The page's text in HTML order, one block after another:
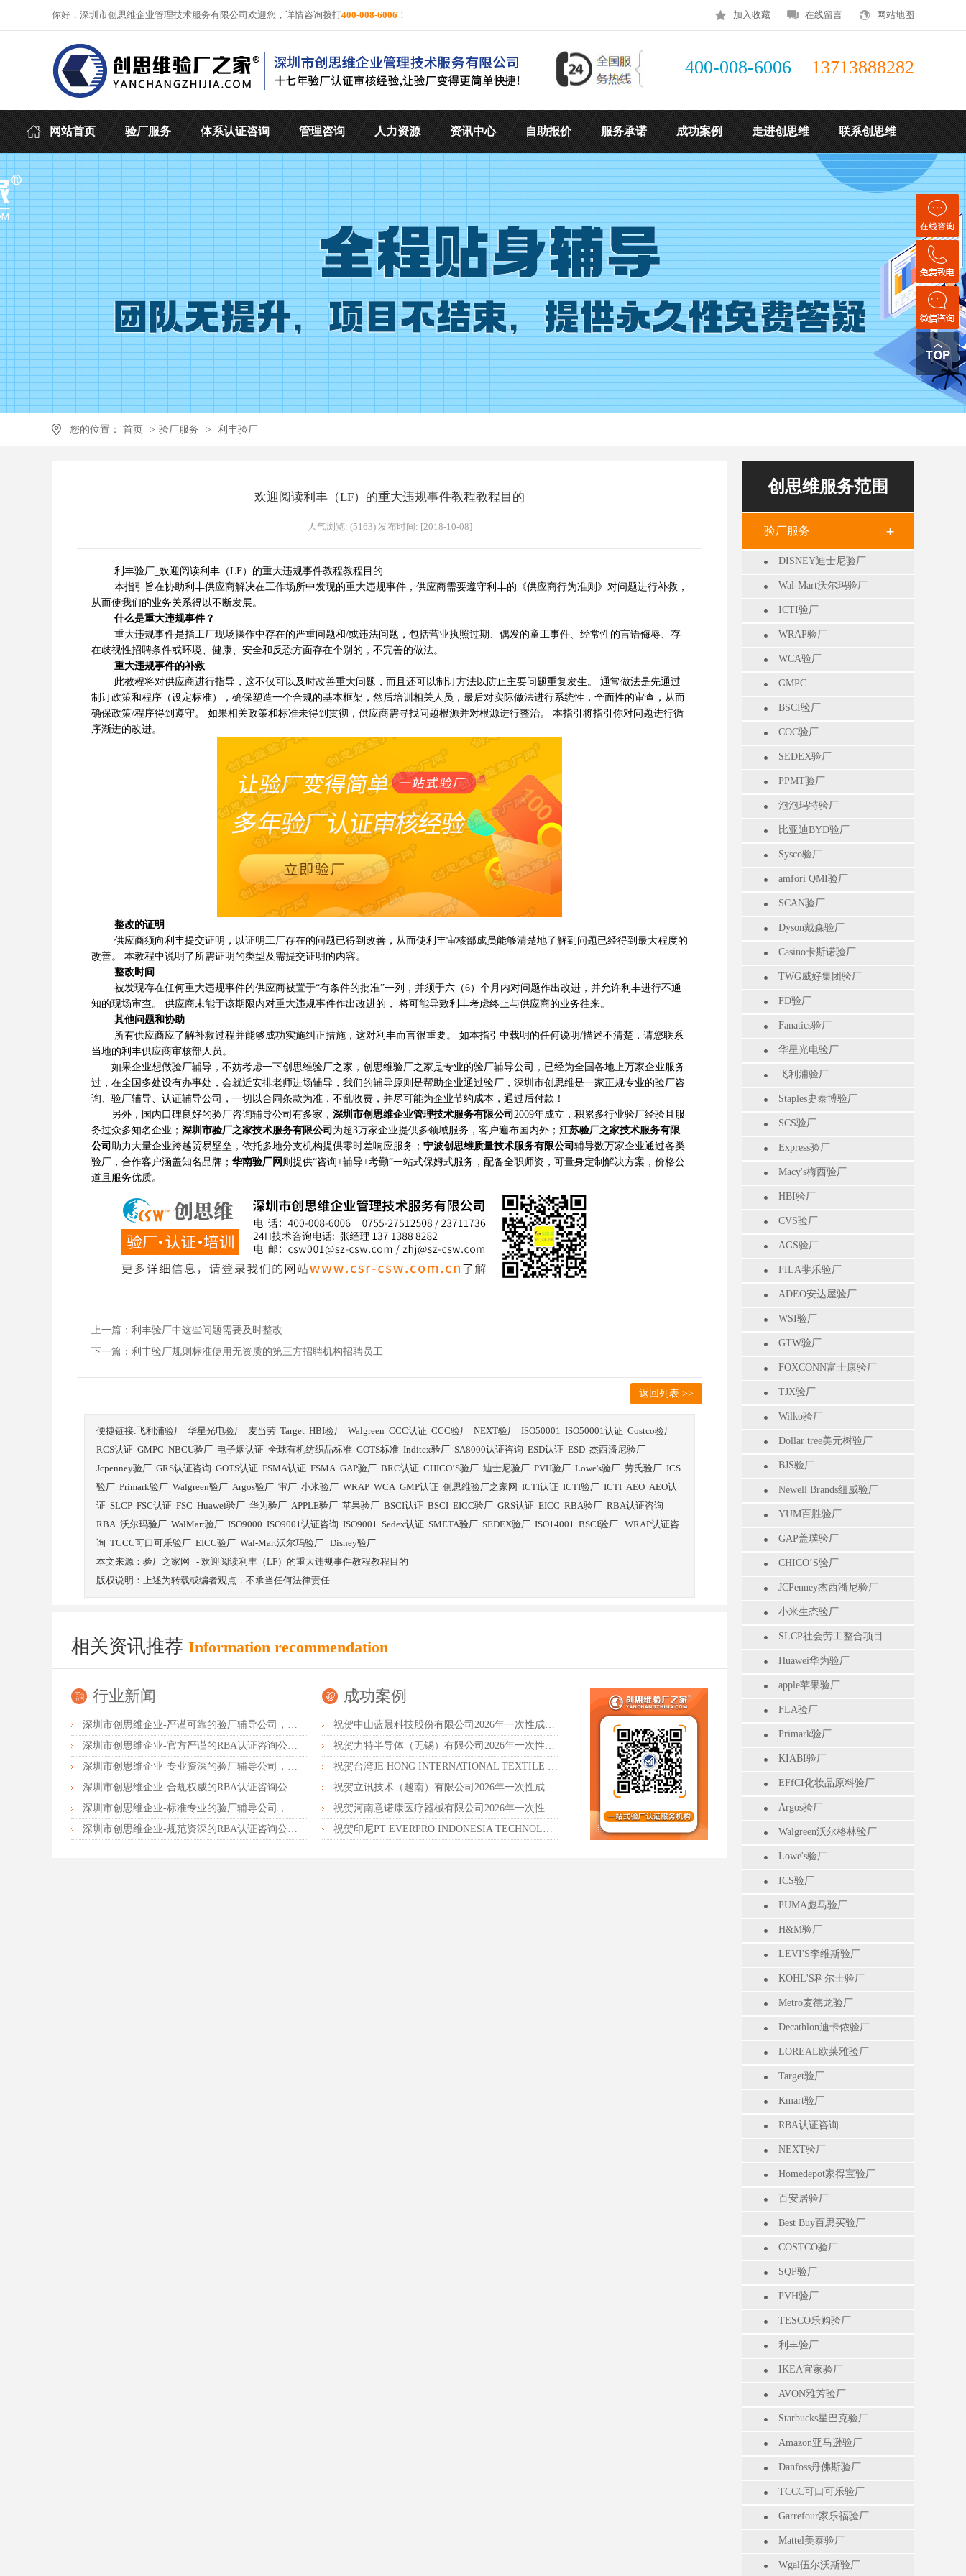
加入收藏 在线留言 网站地图
你好，深圳市创思维企业管理技术服务有限公司欢迎您，详情咨询拨打400-008-6006 ！
400-008-6006 13713888282
网站首页 验厂服务 体系认证咨询 管理咨询 人力资源 资讯中心 自助报价 服务承诺 成功案例 走进创思维 联系创思维
您的位置： 首页 > 验厂服务 > 利丰验厂
创思维服务范围
验厂服务
DISNEY迪士尼验厂
Wal-Mart沃尔玛验厂
ICTI验厂
WRAP验厂
WCA验厂
GMPC
BSCI验厂
COC验厂
SEDEX验厂
PPMT验厂
泡泡玛特验厂
比亚迪BYD验厂
Sysco验厂
amfori QMI验厂
SCAN验厂
Dyson戴森验厂
Casino卡斯诺验厂
TWG威好集团验厂
FD验厂
Fanatics验厂
华星光电验厂
飞利浦验厂
Staples史泰博验厂
SCS验厂
Express验厂
Macy's梅西验厂
HBI验厂
CVS验厂
AGS验厂
FILA斐乐验厂
ADEO安达屋验厂
WSI验厂
GTW验厂
FOXCONN富士康验厂
TJX验厂
Wilko验厂
Dollar tree美元树验厂
BJS验厂
Newell Brands纽威验厂
YUM百胜验厂
GAP盖璞验厂
CHICO’S验厂
JCPenney杰西潘尼验厂
小米生态验厂
SLCP社会劳工整合项目
Huawei华为验厂
apple苹果验厂
FLA验厂
Primark验厂
KIABI验厂
EFfCI化妆品原料验厂
Argos验厂
Walgreen沃尔格林验厂
Lowe's验厂
ICS验厂
PUMA彪马验厂
H&M验厂
LEVI'S李维斯验厂
KOHL'S科尔士验厂
Metro麦德龙验厂
Decathlon迪卡侬验厂
LOREAL欧莱雅验厂
Target验厂
Kmart验厂
RBA认证咨询
NEXT验厂
Homedepot家得宝验厂
百安居验厂
Best Buy百思买验厂
COSTCO验厂
SQP验厂
PVH验厂
TESCO乐购验厂
利丰验厂
IKEA宜家验厂
AVON雅芳验厂
Starbucks星巴克验厂
Amazon亚马逊验厂
Danfoss丹佛斯验厂
TCCC可口可乐验厂
Garrefour家乐福验厂
Mattel美泰验厂
Wgal伍尔沃斯验厂
欢迎阅读利丰（LF）的重大违规事件教程教程目的
人气浏览: (5163) 发布时间: [2018-10-08]
利丰验厂_欢迎阅读利丰（LF）的重大违规事件教程教程目的
本指引旨在协助利丰供应商解决在工作场所中发现的重大违规事件，供应商需要遵守利丰的《供应商行为准则》对问题进行补救，
从而使我们的业务关系得以不断发展。
什么是重大违规事件？
重大违规事件是指工厂现场操作中存在的严重问题和/或违法问题，包括营业执照过期、偶发的童工事件、经常性的言语侮辱、存
在歧视性招聘条件或环境、健康、安全和反恐方面存在个别的，不完善的做法。
重大违规事件的补救
此教程将对供应商进行指导，这不仅可以及时改善重大问题，而且还可以制订方法以防止主要问题重复发生。 通常做法是先通过
制订政策和程序（设定标准），确保塑造一个合规的基本框架，然后培训相关人员，最后对实际做法进行系统性，全面性的审查，从而
确保政策/程序得到遵守。 如果相关政策和标准未得到贯彻，供应商需寻找问题根源并对根源进行整治。 本指引将指引你对问题进行循
序渐进的改进。
整改的证明
供应商须向利丰提交证明，以证明工厂存在的问题已得到改善，从而使利丰审核部成员能够清楚地了解到问题已经得到最大程度的
改善。 本教程中说明了所需证明的类型及需提交证明的内容。
整改时间
被发现存在任何重大违规事件的供应商被置于“有条件的批准”一列，并须于六（6）个月内对问题作出改进，并允许利丰进行不通
知的现场审查。 供应商未能于该期限内对重大违规事件作出改进的， 将可能导致利丰考虑终止与供应商的业务往来。
其他问题和协助
所有供应商应了解补救过程并能够成功实施纠正措施，这对利丰而言很重要。 如本指引中载明的任何说明/描述不清楚，请您联系
当地的利丰供应商审核部人员。
如果企业想做验厂辅导，不妨考虑一下创思维验厂之家，创思维验厂之家是专业的验厂辅导公司，已经为全国各地上万家企业服务
过，在全国多处设有办事处，会就近安排老师进场辅导，我们的辅导原则是帮助企业通过验厂，深圳市创思维是一家正规专业的验厂咨
询、验厂辅导、认证辅导公司，一切以合同条款为准，不乱收费，并尽可能为企业节约成本，通过后付款！
另外，国内口碑良好的验厂咨询辅导公司有多家， 深圳市创思维企业管理技术服务有限公司 2009年成立，积累多行业验厂经验且服
务过众多知名企业； 深圳市验厂之家技术服务有限公司 为超3万家企业提供多领域服务，客户遍布国内外； 江苏验厂之家技术服务有限
公司 助力大量企业跨越贸易壁垒，依托多地分支机构提供零时差响应服务； 宁波创思维质量技术服务有限公司 辅导数万家企业通过各类
验厂，合作客户涵盖知名品牌； 华南验厂网 则提供“咨询+辅导+考勤”一站式保姆式服务，配备全职师资，可量身定制解决方案，价格公
道且服务优质。
上一篇： 利丰验厂中这些问题需要及时整改
下一篇： 利丰验厂规则标准使用无资质的第三方招聘机构招聘员工
返回列表 >>
便捷链接:飞利浦验厂 华星光电验厂 麦当劳 Target HBI验厂 Walgreen CCC认证 CCC验厂 NEXT验厂 ISO50001 ISO50001认证 Costco验厂
RCS认证 GMPC NBCU验厂 电子烟认证 全球有机纺织品标准 GOTS标准 Inditex验厂 SA8000认证咨询 ESD认证 ESD 杰西潘尼验厂
Jcpenney验厂 GRS认证咨询 GOTS认证 FSMA认证 FSMA GAP验厂 BRC认证 CHICO’S验厂 迪士尼验厂 PVH验厂 Lowe's验厂 劳氏验厂 ICS
验厂 Primark验厂 Walgreen验厂 Argos验厂 审厂 小米验厂 WRAP WCA GMP认证 创思维验厂之家网 ICTI认证 ICTI验厂 ICTI AEO AEO认
证 SLCP FSC认证 FSC Huawei验厂 华为验厂 APPLE验厂 苹果验厂 BSCI认证 BSCI EICC验厂 GRS认证 EICC RBA验厂 RBA认证咨询
RBA 沃尔玛验厂 WalMart验厂 ISO9000 ISO9001认证咨询 ISO9001 Sedex认证 SMETA验厂 SEDEX验厂 ISO14001 BSCI验厂 WRAP认证咨
询 TCCC可口可乐验厂 EICC验厂 Wal-Mart沃尔玛验厂 Disney验厂
本文来源： 验厂之家网 - 欢迎阅读利丰（LF）的重大违规事件教程教程目的
版权说明：上述为转载或编者观点，不承当任何法律责任
相关资讯推荐 Information recommendation
行业新闻
深圳市创思维企业-严谨可靠的验厂辅导公司，行业首选真诚力荐
深圳市创思维企业-官方严谨的RBA认证咨询公司，业内首选诚挚推荐
深圳市创思维企业-专业资深的验厂辅导公司，实力首选客户力荐
深圳市创思维企业-合规权威的RBA认证咨询公司，口碑首选强烈推荐
深圳市创思维企业-标准专业的验厂辅导公司，企业首选倾情力荐
深圳市创思维企业-规范资深的RBA认证咨询公司，客户首选由衷推荐
成功案例
祝贺中山蓝晨科技股份有限公司2026年一次性成功通过BSCI验厂-B级
祝贺力特半导体（无锡）有限公司2026年一次性成功通过RBA-VAP认证审核并取得170.2分
祝贺台湾JE HONG INTERNATIONAL TEXTILE CO., LTD 2026年一次性成功通过GRS认证
祝贺立讯技术（越南）有限公司2026年一次性成功通过RBA-VAP审核获得金牌评级！
祝贺河南意诺康医疗器械有限公司2026年一次性成功通过GMP认证
祝贺印尼PT EVERPRO INDONESIA TECHNOLOGIES公司2026年一次性成功通过RBA-VAP审核